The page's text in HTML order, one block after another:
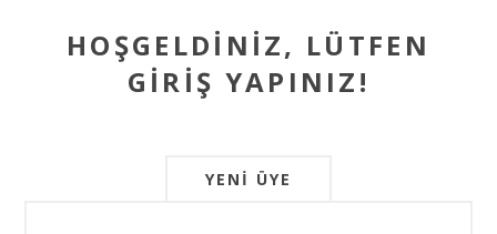
HOŞGELDINIZ, LÜTFEN
GIRIŞ YAPINIZ!
YENI ÜYE